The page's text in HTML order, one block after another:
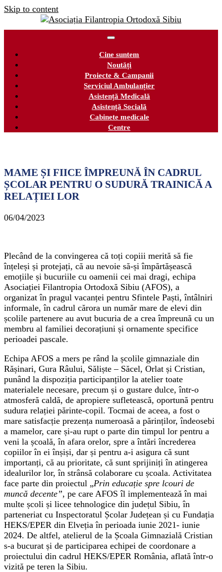
Skip to content
Cine suntem
Noutăți
Proiecte & Campanii
Serviciul Ambulanțier
Asistență Medicală
Asistență Socială
Cabinete medicale
Centre
MAME ȘI FIICE ÎMPREUNĂ ÎN CADRUL
ȘCOLAR PENTRU O SUDURĂ TRAINICĂ A
RELAȚIEI LOR
06/04/2023
Plecând de la convingerea că toți copiii merită să fie
înțeleși și protejați, că au nevoie să-și împărtășească
emoțiile și bucuriile cu oamenii cei mai dragi, echipa
Asociației Filantropia Ortodoxă Sibiu (AFOS), a
organizat în pragul vacanței pentru Sfintele Paști, întâlniri
informale, în cadrul cărora un număr mare de elevi din
școlile partenere au avut bucuria de a crea împreună cu un
membru al familiei decorațiuni și ornamente specifice
perioadei pascale.
Echipa AFOS a mers pe rând la școlile gimnaziale din
Rășinari, Gura Râului, Săliște – Săcel, Orlat și Cristian,
punând la dispoziția participanților la atelier toate
materialele necesare, precum și o gustare dulce, într-o
atmosferă caldă, de apropiere sufletească, oportună pentru
sudura relației părinte-copil. Tocmai de aceea, a fost o
mare satisfacție prezența numeroasă a părinților, îndeosebi
a mamelor, care și-au rupt o parte din timpul lor pentru a
veni la școală, în afara orelor, spre a întări încrederea
copiilor în ei înșiși, dar și pentru a-i asigura că sunt
importanți, că au prioritate, că sunt sprijiniți în atingerea
idealurilor lor, în strânsă colaborare cu școala. Activitatea
face parte din proiectul „Prin educație spre lcouri de
muncă decente”, pe care AFOS îl implementează în mai
multe școli și licee tehnologice din județul Sibiu, în
parteneriat cu Inspectoratul Școlar Județean și cu Fundația
HEKS/EPER din Elveția în perioada iunie 2021- iunie
2024. De altfel, atelierul de la Școala Gimnazială Cristian
s-a bucurat și de participarea echipei de coordonare a
proiectului din cadrul HEKS/EPER România, aflată într-o
vizită pe teren la Sibiu.